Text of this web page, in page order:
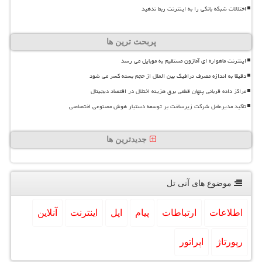
اختلالات شبکه بانکی را به اینترنت ربط ندهید
پربحث ترین ها
اینترنت ماهواره ای آمازون مستقیم به موبایل می رسد
دقیقا به اندازه مصرف ترافیک بین الملل از حجم بسته کسر می شود
مراکز داده قربانی پنهان قطعی برق هزینه اختلال در اقتصاد دیجیتال
تاکید مدیرعامل شرکت زیرساخت بر توسعه دستیار هوش مصنوعی اختصاصی
جدیدترین ها
موضوع های آنی تل
اطلاعات ارتباطات پیام اپل اینترنت آنلاین
رپورتاژ اپراتور